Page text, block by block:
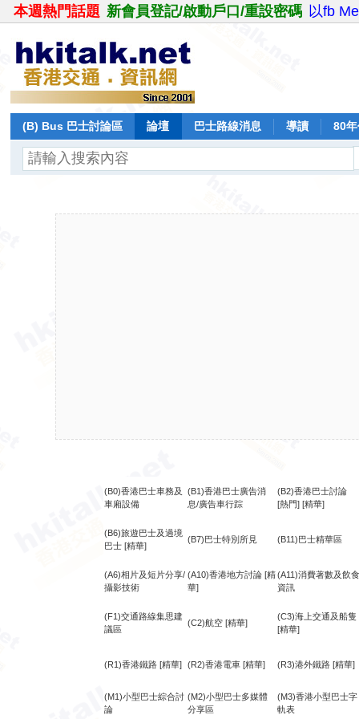
本週熱門話題 新會員登記/啟動戶口/重設密碼 以fb
(B) Bus 巴士討論區 論壇 巴士路線消息 導讀 80
(B0)香港巴士車務及
車廂設備
(B1)香港巴士廣告消
息/廣告車行踪
(B2)香港巴士討論
[熱門] [精華]
(B6)旅遊巴士及過境
巴士 [精華]
(B7)巴士特別所見 (B11)巴士精華區
(A6)相片及短片分享/
攝影技術
(A10)香港地方討論 [精
華]
(A11)消費著數及飲食
資訊
(F1)交通路線集思建
議區
(C2)航空 [精華]
(C3)海上交通及船隻
[精華]
(R1)香港鐵路 [精華] (R2)香港電車 [精華] (R3)港外鐵路 [精華]
(M1)小型巴士綜合討
論
(M2)小型巴士多媒體
分享區
(M3)香港小型巴士字
軌表